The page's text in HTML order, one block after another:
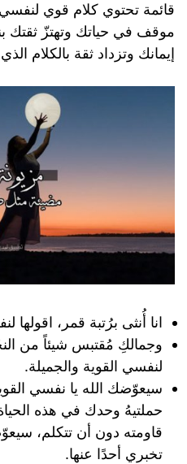
قائمة تحتوي كلام قوي
موقف في حياتك وتهتزّ ثقتك
إيمانك وتزداد ثقة بالكلام
انا أُنثى برُتبة قمر،
وجمالكِ مُقتبس شيئاً من
لنفسي القوية والجميلة.
سيعوّضك الله يا نفسي
حملتيهُ وحدك في هذه
قاومته دون أن تتكلم،
تخبري أحدًا عنها.